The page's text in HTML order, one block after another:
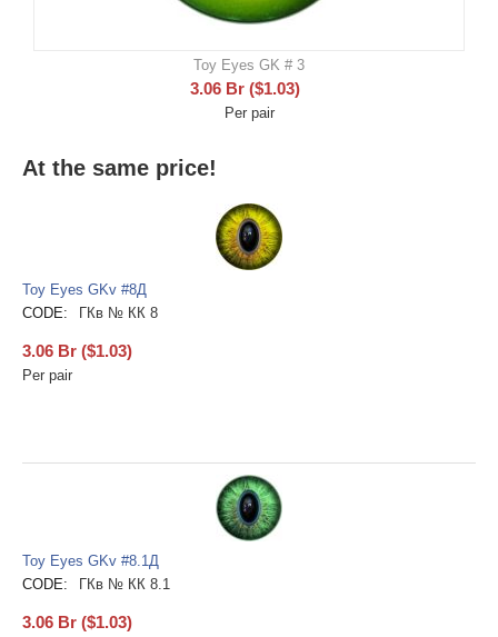
Toy Eyes GK # 3
3.06 Br ($1.03)
Per pair
At the same price!
Toy Eyes GKv #8Д
CODE:
ГКв № КК 8
3.06 Br ($1.03)
Per pair
Toy Eyes GKv #8.1Д
CODE:
ГКв № КК 8.1
3.06 Br ($1.03)